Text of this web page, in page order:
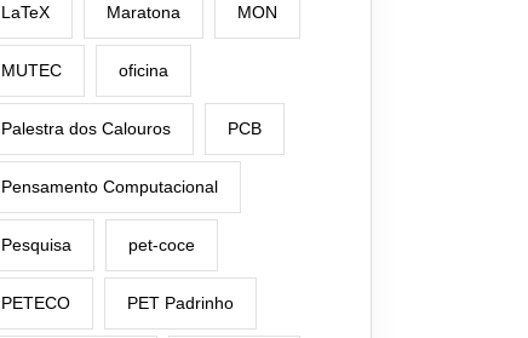
LaTeX Maratona MON
MUTEC oficina
Palestra dos Calouros PCB
Pensamento Computacional
Pesquisa pet-coce
PETECO PET Padrinho